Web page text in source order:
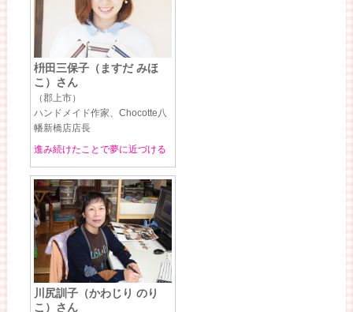
枡田三保子（ますだ みほ
こ）さん
（郡上市）
ハンドメイド作家、Chocotte八
幡新橋店店長
進み続けたことで夢に近づける
川尻訓子（かわじり のり
こ）さん